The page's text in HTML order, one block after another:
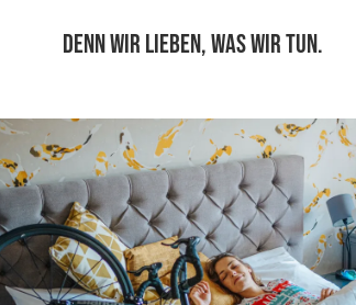
DENN WIR LIEBEN, WAS WIR TUN.